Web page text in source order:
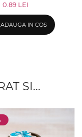
0.89 LEI
ADAUGA IN COS
SI...